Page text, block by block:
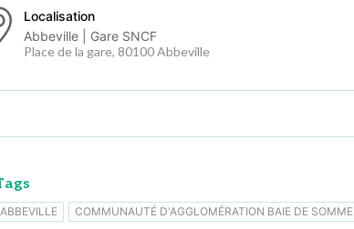
Localisation
Abbeville | Gare SNCF
Place de la gare, 80100 Abbeville
ABBEVILLE COMMUNAUTÉ D'AGGLOMÉRATION BAIE DE SOMME